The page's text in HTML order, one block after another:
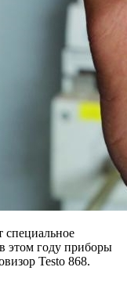
этом году приборы
Testo 868.